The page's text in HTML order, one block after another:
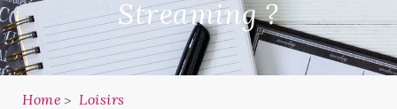
Streaming ?
Home
Loisirs